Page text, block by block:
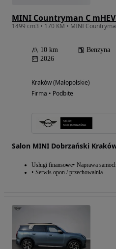
MINI Countryman C
1499 cm3 • 170 KM • MINI
10 km Benzyna
2026
Kraków (Małopolskie)
Firma • Podbite
Salon MINI Dobrzański
Usługi finansowe Naprawa
Serwis opon / przechowalnia